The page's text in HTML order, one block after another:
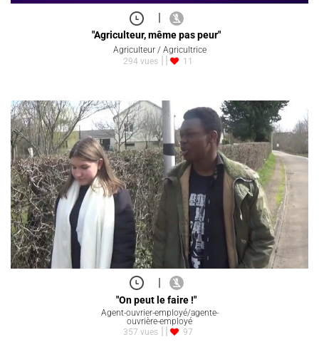
"Agriculteur, même pas peur"
Agriculteur / Agricultrice
294 vues
11
|
"On peut le faire !"
Agent-ouvrier-employé/agente-
ouvrière-employé
357 vues
97